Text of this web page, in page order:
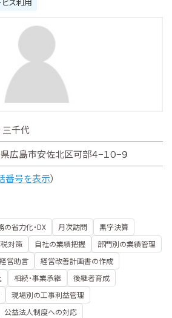
三千代
広島市安佐北区可部４−１０−９
番号を表示）
の省力化・DX 月次訪問
黒字決算
税対策 自社の業績把握
部門別の業績管理
経営助言
経営改善計画書の作成
相続・事業承継
後継者育成
現場別の工事利益管理
公益法人制度への対応